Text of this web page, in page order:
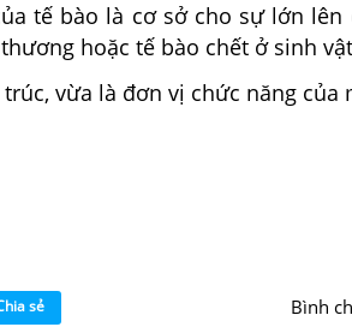
tế bào là cơ sở cho sự lớn lên
hoặc tế bào chết ở sinh
vừa là đơn vị chức năng của
sẻ Bình